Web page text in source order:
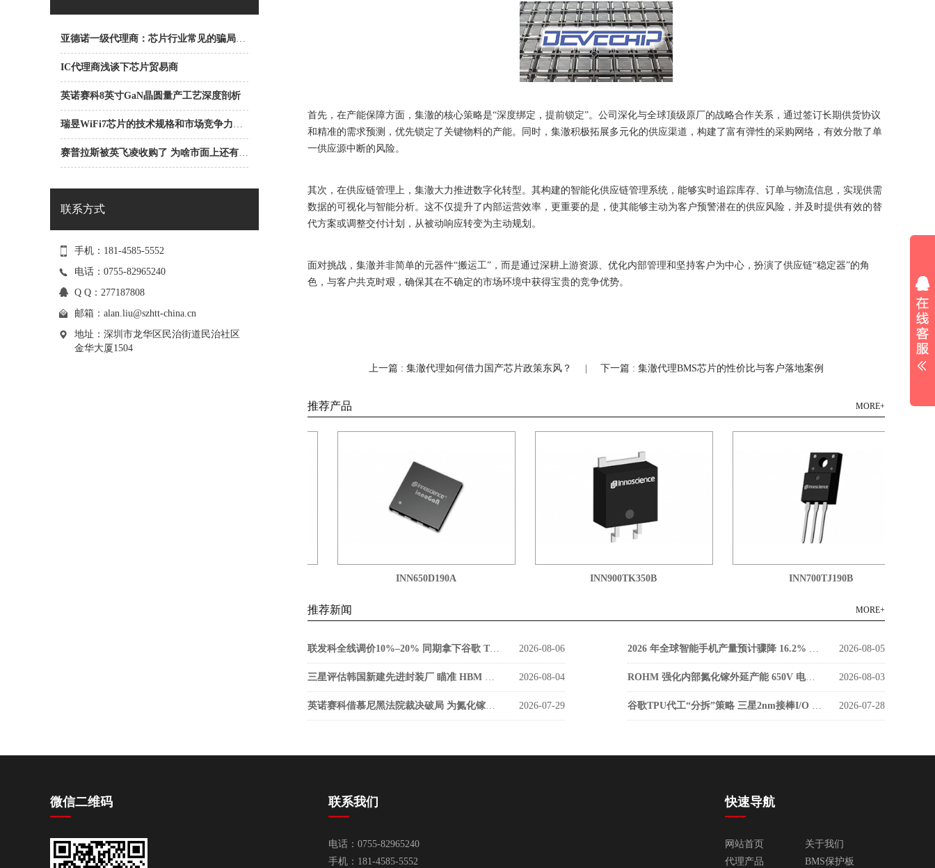
亚德诺一级代理商：芯片行业常见的骗局之ABC骗局
IC代理商浅谈下芯片贸易商
英诺赛科8英寸GaN晶圆量产工艺深度剖析
瑞昱WiFi7芯片的技术规格和市场竞争力是什么？
赛普拉斯被英飞凌收购了 为啥市面上还有赛普拉斯一级代理商？
联系方式
手机：181-4585-5552
电话：0755-82965240
Q Q：277187808
邮箱： alan.liu@szhtt-china.cn
地址：深圳市龙华区民治街道民治社区
金华大厦1504
首先，在产能保障方面，集澈的核心策略是“深度绑定，提前锁定”。公司深化与全球顶级原厂的战略合作关系，通过签订长期供货协议
和精准的需求预测，优先锁定了关键物料的产能。同时，集澈积极拓展多元化的供应渠道，构建了富有弹性的采购网络，有效分散了单
一供应源中断的风险。
其次，在供应链管理上，集澈大力推进数字化转型。其构建的智能化供应链管理系统，能够实时追踪库存、订单与物流信息，实现供需
数据的可视化与智能分析。这不仅提升了内部运营效率，更重要的是，使其能够主动为客户预警潜在的供应风险，并及时提供有效的替
代方案或调整交付计划，从被动响应转变为主动规划。
面对挑战，集澈并非简单的元器件“搬运工”，而是通过深耕上游资源、优化内部管理和坚持客户为中心，扮演了供应链“稳定器”的角
色，与客户共克时艰，确保其在不确定的市场环境中获得宝贵的竞争优势。
上一篇 : 集澈代理如何借力国产芯片政策东风？ 下一篇 : 集澈代理BMS芯片的性价比与客户落地案例
推荐产品 MORE+
INN650D190A INN900TK350B INN700TJ190B
推荐新闻 MORE+
联发科全线调价10%–20% 同期拿下谷歌 TPU v9 SerDes 大单 2026-08-06 2026 年全球智能手机产量预计骤降 16.2% 低成本零部件库存枯竭成主因 2026-08-05
三星评估韩国新建先进封装厂 瞄准 HBM 缩小与海力士差距 2026-08-04 ROHM 强化内部氮化镓外延产能 650V 电源器件告别外部代工 2026-08-03
英诺赛科借慕尼黑法院裁决破局 为氮化镓功率器件打开欧洲市场通道 2026-07-29 谷歌TPU代工“分拆”策略 三星2nm接棒I/O 台积电稳守算力核心 2026-07-28
微信二维码 联系我们
电话：0755-82965240
手机：181-4585-5552
快速导航
网站首页
关于我们
代理产品
BMS保护板